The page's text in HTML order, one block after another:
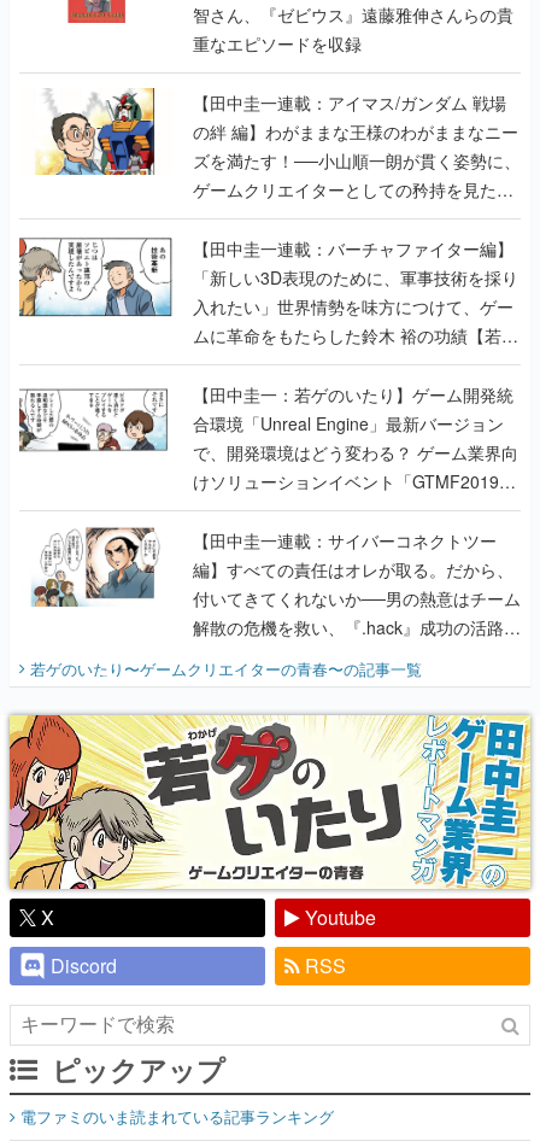
智さん、『ゼビウス』遠藤雅伸さんらの貴
重なエピソードを収録
【田中圭一連載：アイマス/ガンダム 戦場
の絆 編】わがままな王様のわがままなニー
ズを満たす！──小山順一朗が貫く姿勢に、
ゲームクリエイターとしての矜持を見た
【若ゲのいたり最終回】
【田中圭一連載：バーチャファイター編】
「新しい3D表現のために、軍事技術を採り
入れたい」世界情勢を味方につけて、ゲー
ムに革命をもたらした鈴木 裕の功績【若ゲ
のいたり】
【田中圭一：若ゲのいたり】ゲーム開発統
合環境「Unreal Engine」最新バージョン
で、開発環境はどう変わる？ ゲーム業界向
けソリューションイベント「GTMF2019」
に行って、より理解を深めよう【PR】
【田中圭一連載：サイバーコネクトツー
編】すべての責任はオレが取る。だから、
付いてきてくれないか──男の熱意はチーム
解散の危機を救い、『.hack』成功の活路を
『少年ジャンプ』色だった【若ゲのいた
り】
若ゲのいたり〜ゲームクリエイターの青春〜の記事一覧
X
Youtube
Discord
RSS
ピックアップ
電ファミのいま読まれている記事ランキング